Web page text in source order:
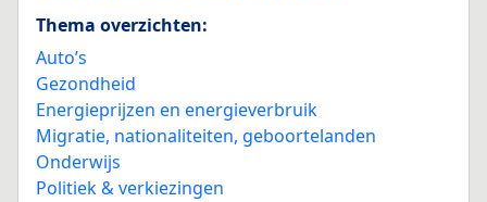
Thema overzichten:
Auto’s
Gezondheid
Energieprijzen en energieverbruik
Migratie, nationaliteiten, geboortelanden
Onderwijs
Politiek & verkiezingen